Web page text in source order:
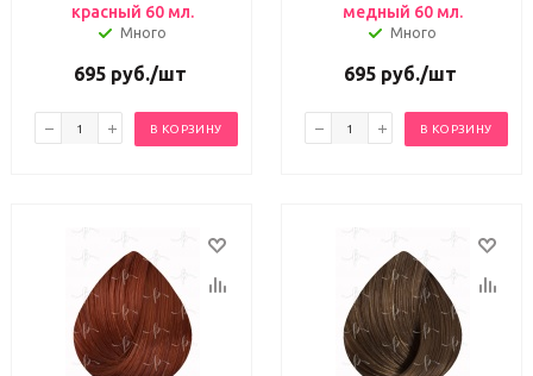
красный 60 мл.
Много
695руб./шт
В КОРЗИНУ
медный 60 мл.
Много
695руб./шт
В КОРЗИНУ